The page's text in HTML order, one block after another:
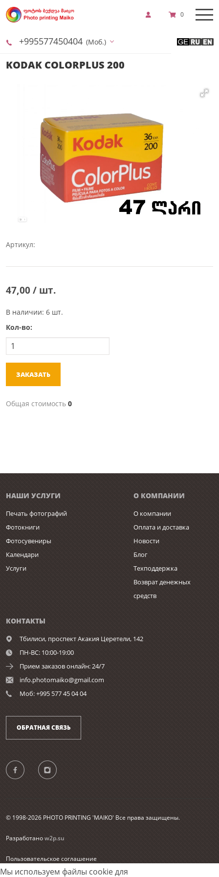
+995577450404 (Моб.)
0
KODAK COLORPLUS 200
Артикул:
47,00 / шт.
В наличии: 6 шт.
Кол-во:
ЗАКАЗАТЬ
Общая стоимость 0
Мы используем файлы cookie для
НАШИ УСЛУГИ
Печать фотографий
Фотокниги
Фотосувениры
Календари
Услуги
О КОМПАНИИ
О компании
Оплата и доставка
Новости
Блог
Техподдержка
Возврат денежных
средств
КОНТАКТЫ
Тбилиси, проспект Акакия Церетели, 142
ПН-ВС: 10:00-19:00
Прием заказов онлайн: 24/7
info.photomaiko@gmail.com
Моб: +995 577 45 04 04
ОБРАТНАЯ СВЯЗЬ
© 1998-2026 PHOTO PRINTING 'MAIKO' Все права защищены.
Разработаноw2p.su
Пользовательское соглашение
Согласие на обработку персональных данных